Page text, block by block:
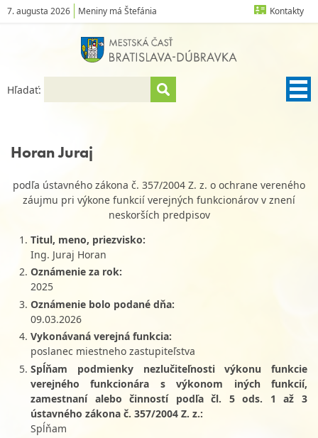
7. augusta 2026 Meniny má Štefánia Kontakty
Hľadať:
Horan Juraj
podľa ústavného zákona č. 357/2004 Z. z. o ochrane vereného
záujmu pri výkone funkcií verejných funkcionárov v znení
neskorších predpisov
Titul, meno, priezvisko:
Ing. Juraj Horan
Oznámenie za rok:
2025
Oznámenie bolo podané dňa:
09.03.2026
Vykonávaná verejná funkcia:
poslanec miestneho zastupiteľstva
Spĺňam podmienky nezlučiteľnosti výkonu funkcie
verejného funkcionára s výkonom iných funkcií,
zamestnaní alebo činností podľa čl. 5 ods. 1 až 3
ústavného zákona č. 357/2004 Z. z.:
Spĺňam